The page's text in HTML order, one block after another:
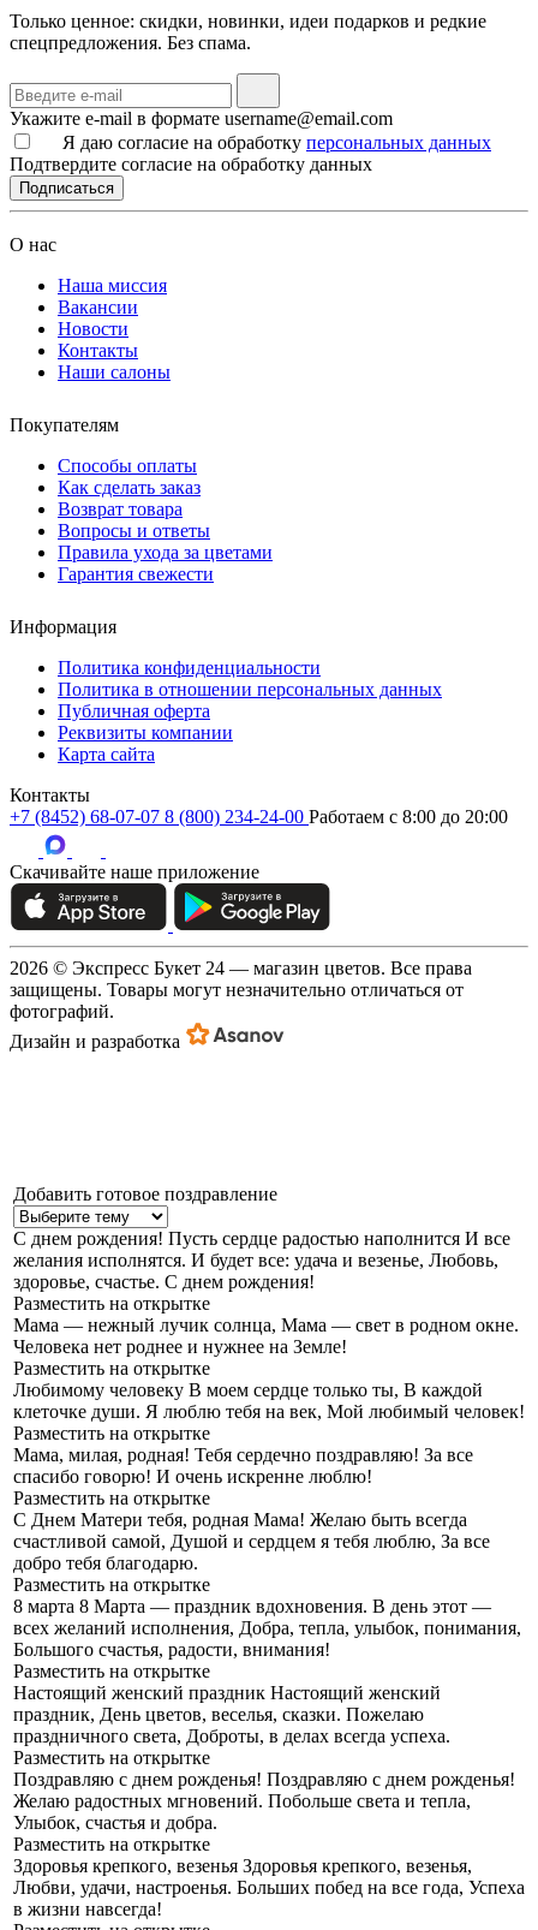
Только ценное: скидки, новинки, идеи подарков и редкие
спецпредложения. Без спама.
Укажите e-mail в формате username@email.com
Я даю согласие на обработку персональных данных
Подтвердите согласие на обработку данных
Подписаться
О нас
Наша миссия
Вакансии
Новости
Контакты
Наши салоны
Покупателям
Способы оплаты
Как сделать заказ
Возврат товара
Вопросы и ответы
Правила ухода за цветами
Гарантия свежести
Информация
Политика конфиденциальности
Политика в отношении персональных данных
Публичная оферта
Реквизиты компании
Карта сайта
Контакты
+7 (8452) 68-07-07 8 (800) 234-24-00 Работаем c 8:00 до 20:00
Скачивайте наше приложение
2026 © Экспресс Букет 24 — магазин цветов. Все права
защищены. Товары могут незначительно отличаться от
фотографий.
Дизайн и разработка
Добавить готовое поздравление
С днем рождения! Пусть сердце радостью наполнится И все
желания исполнятся. И будет все: удача и везенье, Любовь,
здоровье, счастье. С днем рождения!
Разместить на открытке
Мама — нежный лучик солнца, Мама — свет в родном окне.
Человека нет роднее и нужнее на Земле!
Разместить на открытке
Любимому человеку В моем сердце только ты, В каждой
клеточке души. Я люблю тебя на век, Мой любимый человек!
Разместить на открытке
Мама, милая, родная! Тебя сердечно поздравляю! За все
спасибо говорю! И очень искренне люблю!
Разместить на открытке
С Днем Матери тебя, родная Мама! Желаю быть всегда
счастливой самой, Душой и сердцем я тебя люблю, За все
добро тебя благодарю.
Разместить на открытке
8 марта 8 Марта — праздник вдохновения. В день этот —
всех желаний исполнения, Добра, тепла, улыбок, понимания,
Большого счастья, радости, внимания!
Разместить на открытке
Настоящий женский праздник Настоящий женский
праздник, День цветов, веселья, сказки. Пожелаю
праздничного света, Доброты, в делах всегда успеха.
Разместить на открытке
Поздравляю с днем рожденья! Поздравляю с днем рожденья!
Желаю радостных мгновений. Побольше света и тепла,
Улыбок, счастья и добра.
Разместить на открытке
Здоровья крепкого, везенья Здоровья крепкого, везенья,
Любви, удачи, настроенья. Больших побед на все года, Успеха
в жизни навсегда!